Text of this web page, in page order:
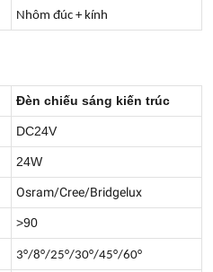
Nhôm đúc + kính
Đèn chiếu sáng kiến trúc
DC24V
24W
Osram/Cree/Bridgelux
>90
3°/8°/25°/30°/45°/60°